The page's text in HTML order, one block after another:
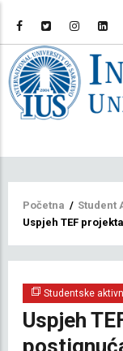
Početna / Student
Uspjeh TEF
Studentske
Uspjeh